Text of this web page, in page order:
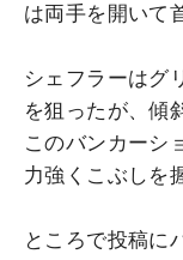
は両手を開いて
シェフラーはグ
を狙ったが、傾
このバンカーシ
力強くこぶしを
ところで投稿に